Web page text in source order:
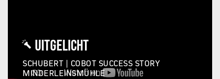
UITGELICHT
SCHUBERT | COBOT SUCCESS STORY
MINDERLEINSMÜHLE